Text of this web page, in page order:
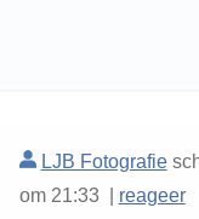
LJB Fotografie
om 21:33 | reageer